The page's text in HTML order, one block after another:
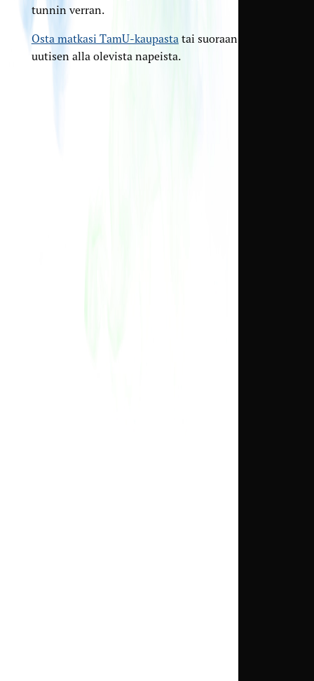
tunnin verran.
Osta matkasi TamU-kaupastatai suoraan tämän
uutisen alla olevista napeista.